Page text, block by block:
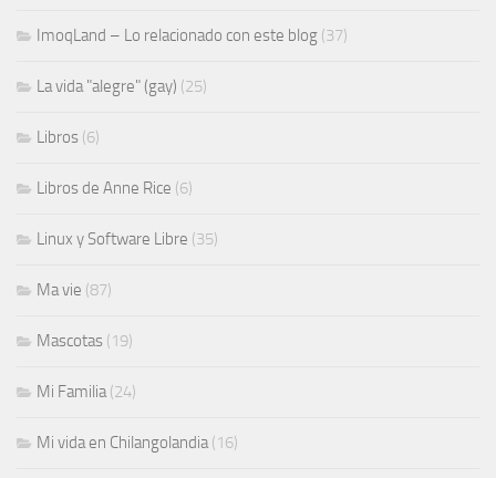
ImoqLand – Lo relacionado con este blog (37)
La vida "alegre" (gay) (25)
Libros (6)
Libros de Anne Rice (6)
Linux y Software Libre (35)
Ma vie (87)
Mascotas (19)
Mi Familia(24)
Mi vida en Chilangolandia(16)